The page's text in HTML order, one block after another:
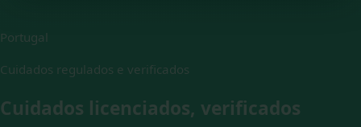
Portugal
Cuidados regulados e verificados
Cuidados licenciados, verificados